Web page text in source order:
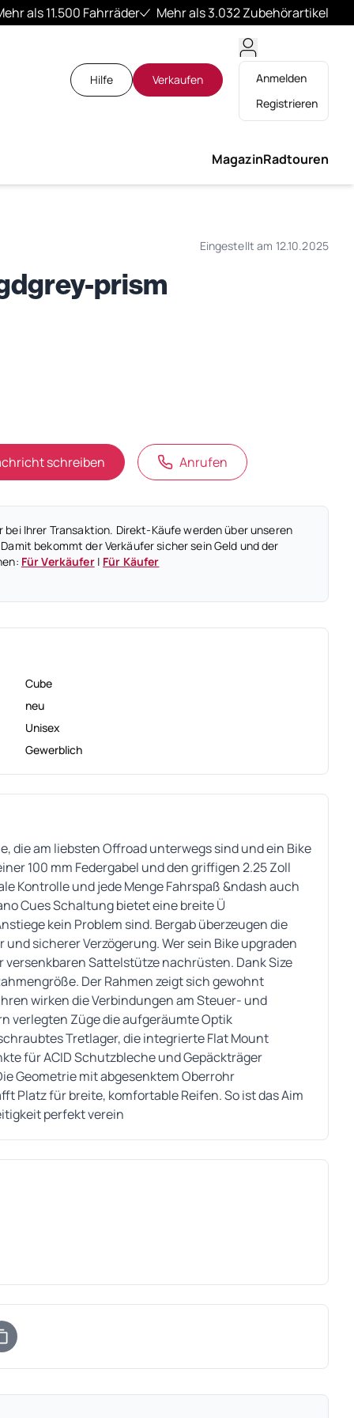
als 11.500 Fahrräder Mehr als 3.032 Zubehörartikel
Hilfe Verkaufen
Anmelden
Registrieren
MagazinRadtouren
Eingestellt am 12.10.2025
prism
schreiben Anrufen
Ihrer Transaktion. Direkt-Käufe werden über unseren
bekommt der Verkäufer sicher sein Geld und der
Für Verkäufer| Für Käufer
Cube
neu
Unisex
Gewerblich
die am liebsten Offroad unterwegs sind und ein Bike
100 mm Federgabel und den griffigen 2.25 Zoll
Kontrolle und jede Menge Fahrspaß &ndash auch
Cues Schaltung bietet eine breite Ü
kein Problem sind. Bergab überzeugen die
sicherer Verzögerung. Wer sein Bike upgraden
Sattelstütze nachrüsten. Dank Size
Der Rahmen zeigt sich gewohnt
wirken die Verbindungen am Steuer- und
verlegten Züge die aufgeräumte Optik
Tretlager, die integrierte Flat Mount
für ACID Schutzbleche und Gepäckträger
Geometrie mit abgesenktem Oberrohr
Platz für breite, komfortable Reifen. So ist das Aim
perfekt verein
Tab)